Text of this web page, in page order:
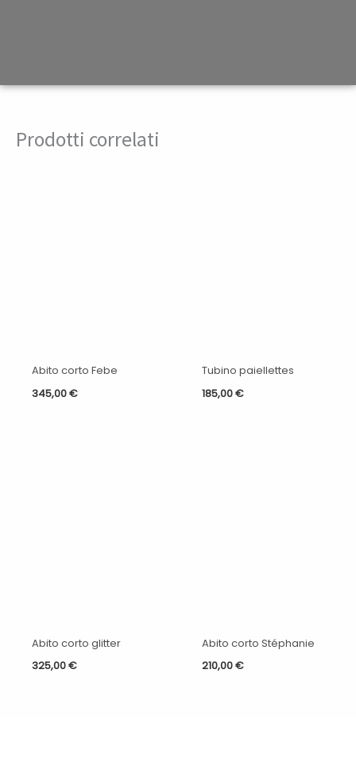
Prodotti correlati
Abito corto Febe
345,00€
Tubino paiellettes
185,00€
Abito corto glitter
325,00€
Abito corto Stéphanie
210,00€